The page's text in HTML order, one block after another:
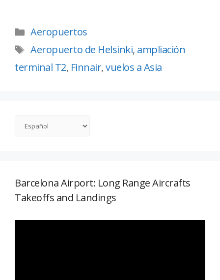
Aeropuertos
Aeropuerto de Helsinki, ampliación
terminal T2, Finnair,vuelos a Asia
Barcelona Airport: Long Range Aircrafts
Takeoffs and Landings